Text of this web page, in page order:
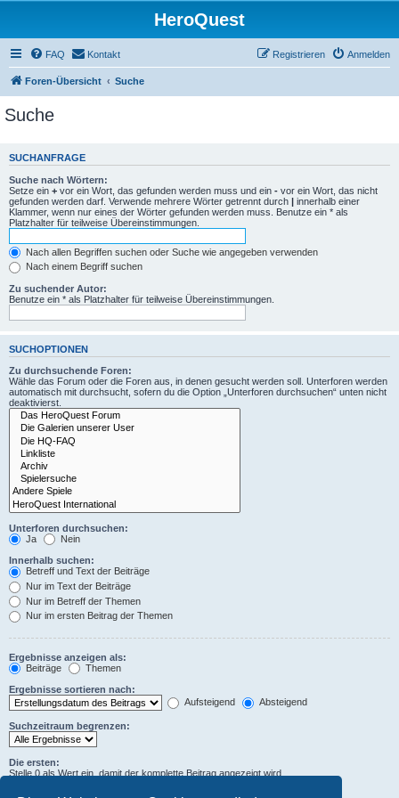
HeroQuest
FAQ Kontakt Anmelden
Registrieren
Foren-Übersicht Suche
Suche
SUCHANFRAGE
Suche nach Wörtern:
Setze ein + vor ein Wort, das gefunden werden muss und ein - vor ein Wort, das nicht
gefunden werden darf. Verwende mehrere Wörter getrennt durch | innerhalb einer
Klammer, wenn nur eines der Wörter gefunden werden muss. Benutze ein * als
Platzhalter für teilweise Übereinstimmungen.
Nach allen Begriffen suchen oder Suche wie angegeben verwenden
Nach einem Begriff suchen
Zu suchender Autor:
Benutze ein * als Platzhalter für teilweise Übereinstimmungen.
SUCHOPTIONEN
Zu durchsuchende Foren:
Wähle das Forum oder die Foren aus, in denen gesucht werden soll. Unterforen werden
automatisch mit durchsucht, sofern du die Option „Unterforen durchsuchen“ unten nicht
deaktivierst.
Unterforen durchsuchen:
Ja
Nein
Innerhalb suchen:
Betreff und Text der Beiträge
Nur im Text der Beiträge
Nur im Betreff der Themen
Nur im ersten Beitrag der Themen
Ergebnisse anzeigen als:
Beiträge
Themen
Ergebnisse sortieren nach:
Aufsteigend
Absteigend
Suchzeitraum begrenzen:
Die ersten:
Stelle 0 als Wert ein, damit der komplette Beitrag angezeigt wird.